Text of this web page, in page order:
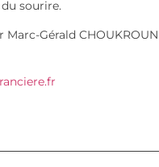
sourire.
Gérald CHOUKROUN